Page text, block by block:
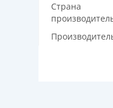
Страна